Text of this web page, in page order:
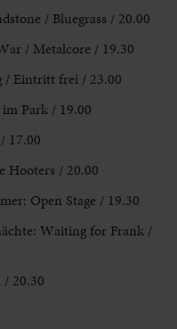
/ Bluegrass / 20.00
/ Metalcore / 19.30
/ Eintritt frei / 23.00
im Park / 19.00
17.00
Hooters / 20.00
: Open Stage / 19.30
Waiting for Frank /
20.30